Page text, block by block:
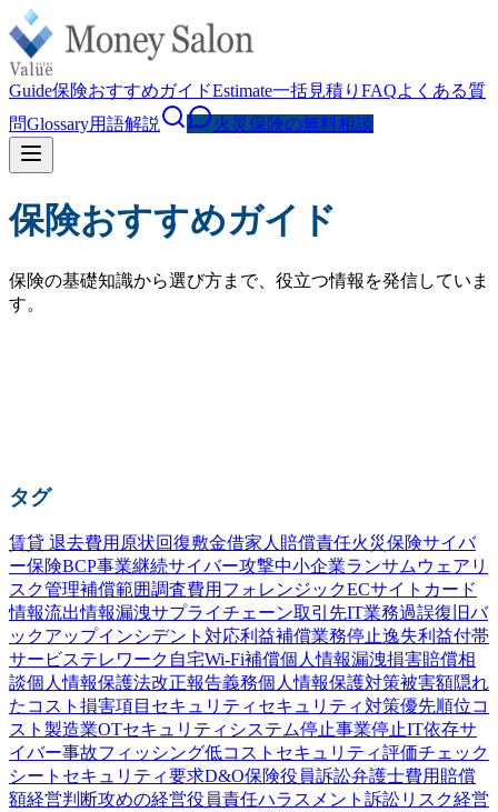
Guide保険おすすめガイドEstimate一括見積り FAQよくある質
問Glossary用語解説 火災保険の無料相談
保険おすすめガイド
保険の基礎知識から選び方まで、役立つ情報を発信していま
す。
タグ
賃貸 退去費用 原状回復敷金借家人賠償責任火災保険サイバ
ー保険BCP事業継続サイバー攻撃中小企業ランサムウェア リ
スク管理補償範囲調査費用 フォレンジックECサイト カード
情報流出情報漏洩サプライチェーン取引先IT業務過誤復旧バ
ックアップインシデント対応利益補償業務停止逸失利益付帯
サービステレワーク 自宅Wi-Fi補償個人情報漏洩損害賠償相
談個人情報保護法改正報告義務個人情報保護対策被害額隠れ
たコスト 損害項目 セキュリティ セキュリティ対策優先順位コ
スト 製造業OTセキュリティ システム停止事業停止IT依存サ
イバー事故フィッシング低コスト セキュリティ評価チェック
シート セキュリティ要求D&O保険役員訴訟弁護士費用 賠償
額経営判断攻めの経営役員責任ハラスメント 訴訟リスク経営